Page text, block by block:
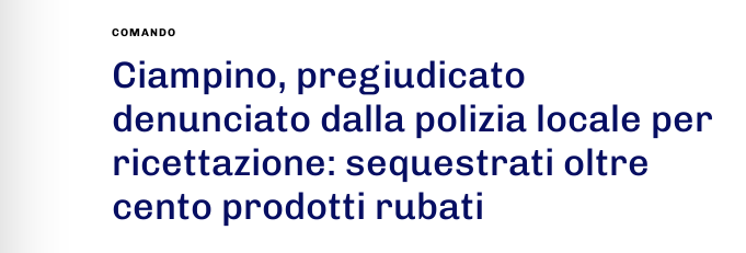
COMANDO
Ciampino, pregiudicato
denunciato dalla polizia locale per
ricettazione: sequestrati oltre
cento prodotti rubati